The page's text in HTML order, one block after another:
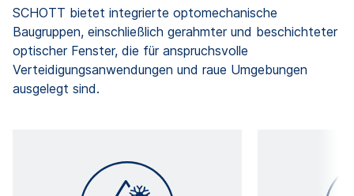
SCHOTT bietet integrierte optomechanische
Baugruppen, einschließlich gerahmter und beschichteter
optischer Fenster, die für anspruchsvolle
Verteidigungsanwendungen und raue Umgebungen
ausgelegt sind.